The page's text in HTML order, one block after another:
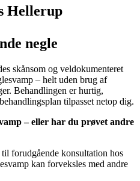
Hellerup
negle
skånsom og veldokumenteret
– helt uden brug af
Behandlingen er hurtig,
tilpasset netop dig.
– eller har du prøvet andre
forudgående konsultation hos
kan forveksles med andre